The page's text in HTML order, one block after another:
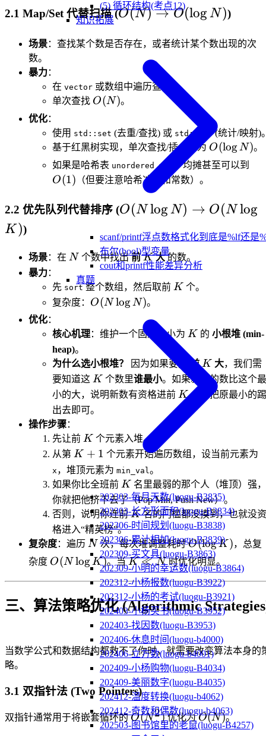
(5) 循环结构(考点12)
知识拓展
scanf/printf浮点数格式化到底是%lf还是
布尔(bool)型变量
cout和printf性能差异分析
真题
202303-每月天数(luogu-B3835)
202303-长方形面积(luogu-B3834)
202306-时间规划(luogu-B3838)
202306-累计相加(luogu-B3839)
202309-买文具(luogu-B3863)
202309-小明的幸运数(luogu-B3864)
202312-小杨报数(luogu-B3922)
202312-小杨的考试(luogu-B3921)
202403-小杨买书(luogu-B3952)
202403-找因数(luogu-B3953)
202406-休息时间(luogu-b4000)
202406-立方数(luogu-b4001)
202409-小杨购物(luogu-B4034)
202409-美丽数字(luogu-B4035)
202412-温度转换(luogu-b4062)
202412-奇数和偶数(luogu-b4063)
202503-图书馆里的老鼠(luogu-B4257)
2.1 Map/Set 代替扫描 (O(N)
O(\log
O(N) → O(log N))
场景：查找某个数是否存在，或者统计某个数出现的次
数。
暴力：
在 vector 或数组中遍历查找。
单次查找 O(N)
O(N)。
优化：
使用 std::set (去重/查找) 或 std::map(统计/映射)
基于红黑树实现，单次查找/插入均为 O(\log
N)
O(logN)。
如果是哈希表 unordered_map ，均摊甚至可以到
O(1) （但要注意哈希冲突和常数）。
2.2 优先队列代替排序 (O(N
N)
\to
O(N
\log
K)
O(N log N) → O(N log
K ))
场景：在 N
N 个数中找出前K
K大的数。
暴力：
先 sort整个数组，然后取前 K
K 个。
复杂度： O(N
N)
O(N logN)。
优化：
核心机理：维护一个固定大小为 K
K 的小根堆 (min-
heap)。
为什么选小根堆？
因为如果要找 前K
K 大，我们需
要知道这 K
K 个数里谁最小。如果新来的数比这个
小的大，说明新数有资格进前 K
K大，把原最小的
出去即可。
操作步骤：
先让前 K
K 个元素入堆。
从第 K+1
K + 1 个元素开始遍历数组，设当前元素为
x ，堆顶元素为 min_val。
如果你比全班前 K
K 名里最弱的那个人（堆顶）强
你就把他挤下去了（Pop Min, Push New）。
否则，说明你连前K
K名的门槛都没摸到，也就没
格进入“精英榜”。
复杂度：遍历 N
N 次，每次堆调整耗时O(\log
K)
O(logK )，总复
杂度 O(N
O(N logK)。当K
\ll
N
K ≪ N时优化明显。
三、算法策略优化 (Algorithmic
当数学公式和数据结构都救不了你时，就需要改变算法本身的
略。
3.1 双指针法 (Two Pointers)
双指针通常用于将嵌套循环的O(N^2)
O(N2)优化为O(N)
O(N)。